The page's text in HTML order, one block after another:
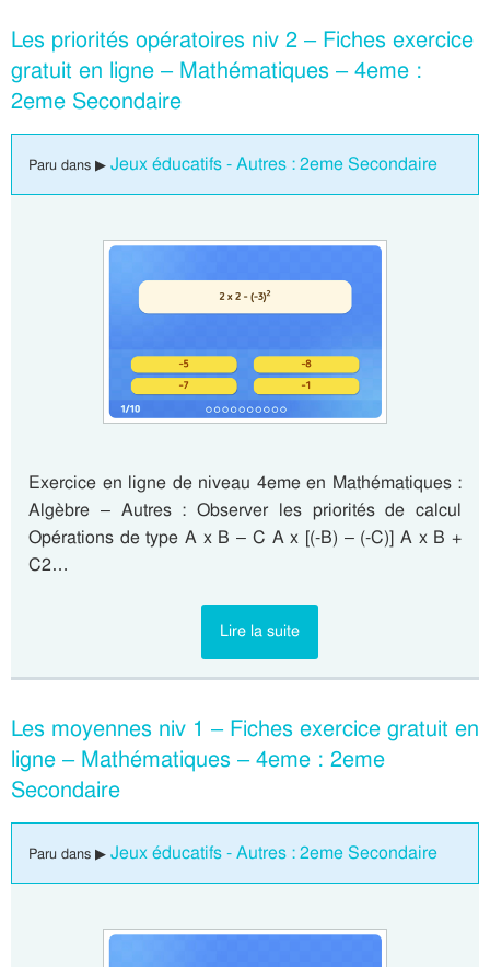
Les priorités opératoires niv 2 – Fiches exercice
gratuit en ligne – Mathématiques – 4eme :
2eme Secondaire
Paru dans ▶ Jeux éducatifs - Autres : 2eme Secondaire
Exercice en ligne de niveau 4eme en Mathématiques :
Algèbre – Autres : Observer les priorités de calcul
Opérations de type A x B – C A x [(-B) – (-C)] A x B +
C2…
Lire la suite
Les moyennes niv 1 – Fiches exercice gratuit en
ligne – Mathématiques – 4eme : 2eme
Secondaire
Paru dans ▶ Jeux éducatifs - Autres : 2eme Secondaire